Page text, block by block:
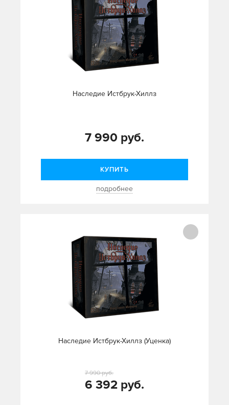
Наследие Истбрук-Хиллз
7 990 руб.
КУПИТЬ
подробнее
Наследие Истбрук-Хиллз (Уценка)
6 392 руб.
7 990 руб.